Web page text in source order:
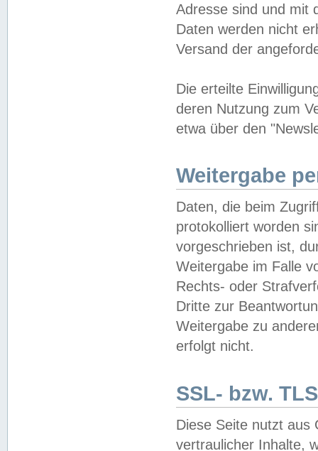
Adresse sind und mit
Daten werden nicht
Versand der
Die erteilte
deren Nutzung zum
etwa über den
Weitergabe
Daten, die beim
protokolliert worden
vorgeschrieben ist,
Weitergabe im Falle
Rechts- oder
Dritte zur
Weitergabe zu
erfolgt nicht.
SSL- bzw.
Diese Seite nutzt aus
vertraulicher Inhalte,